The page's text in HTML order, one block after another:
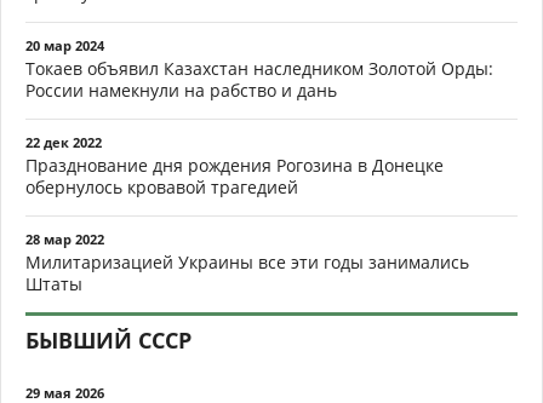
20 мар 2024
Токаев объявил Казахстан наследником Золотой Орды:
России намекнули на рабство и дань
22 дек 2022
Празднование дня рождения Рогозина в Донецке
обернулось кровавой трагедией
28 мар 2022
Милитаризацией Украины все эти годы занимались
Штаты
БЫВШИЙ СССР
29 мая 2026